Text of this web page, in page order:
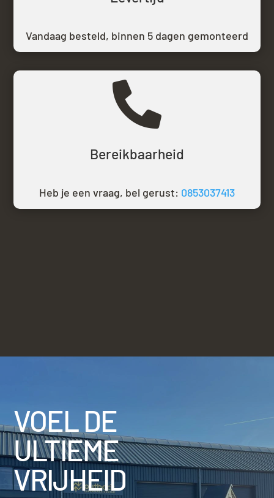
Vandaag besteld, binnen 5 dagen gemonteerd

Bereikbaarheid
Heb je een vraag, bel gerust: 0853037413
VOEL DE
ULTIEME
VRIJHEID